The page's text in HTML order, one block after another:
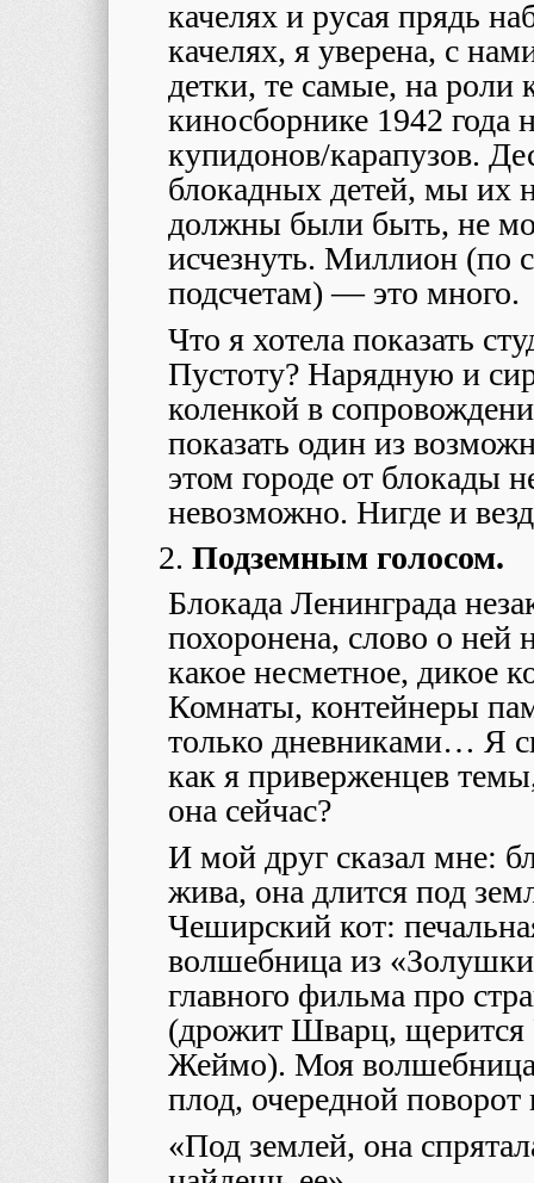
качелях и русая прядь
качелях, я уверена, с
детки, те самые, на роли
киносборнике 1942 года
купидонов/карапузов.
блокадных детей, мы их
должны были быть, не
исчезнуть. Миллион
подсчетам)— это много.
Что я хотела показать
Пустоту? Нарядную и
коленкой в
показать один из
этом городе от блокады
невозможно. Нигде и
Подземным голосом.
Блокада Ленинграда
похоронена, слово о ней
какое несметное, дикое
Комнаты, контейнеры
только дневниками… Я
как я приверженцев
она сейчас?
И мой друг сказал мне:
жива, она длится под
Чеширский кот:
волшебница из
главного фильма про
(дрожит Шварц, щерится
Жеймо). Моя
плод, очередной поворот
«Под землей, она